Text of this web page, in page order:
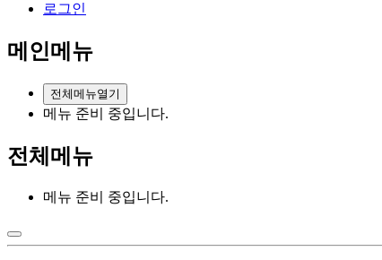
로그인
메인메뉴
전체메뉴열기
메뉴 준비 중입니다.
전체메뉴
메뉴 준비 중입니다.